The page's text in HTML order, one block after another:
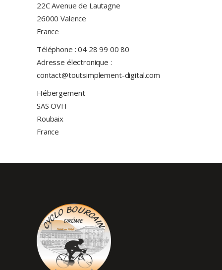
22C Avenue de Lautagne
26000 Valence
France
Téléphone : 04 28 99 00 80
Adresse électronique :
contact@toutsimplement-digital.com
Hébergement
SAS OVH
Roubaix
France